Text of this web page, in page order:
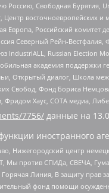
Россию, Свободная
Центр восточноевропейских
Европа, Российский
Северный Рейн-
IndustriALL, Russian Election
академия поддержки
Открытый диалог, Школа
Свобод, Фонд Бориса
Хаус, СОТА медиа,
7756/ данные на
иностранного
Нижегородский центр
против СПИДа, СВЕЧА,
Линия, В защиту
фонд помощи